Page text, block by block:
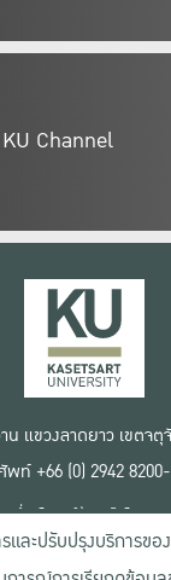
KU Channel
น แขวงลาดยาว เขตจ
พท์ +66 (0) 2942
เงื่อนไขการใช้งานเว็บไซต์
ข้อตกลงด้านสิทธิ์ใช้งาน
นโยบายความเป็นส่วนตัว
และปรับปรุงบริการข